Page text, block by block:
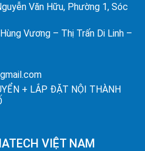
Văn Hữu, Phường 1, Sóc
Vương – Thị Trấn Di Linh –
+ LẮP ĐẶT NỘI THÀNH
VIỆT NAM